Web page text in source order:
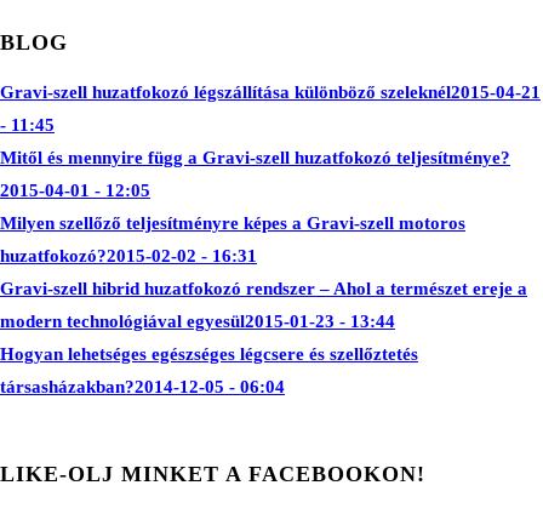
BLOG
Gravi-szell huzatfokozó légszállítása különböző szeleknél2015-04-21
- 11:45
Mitől és mennyire függ a Gravi-szell huzatfokozó teljesítménye?
2015-04-01 - 12:05
Milyen szellőző teljesítményre képes a Gravi-szell motoros
huzatfokozó?2015-02-02 - 16:31
Gravi-szell hibrid huzatfokozó rendszer – Ahol a természet ereje a
modern technológiával egyesül2015-01-23 - 13:44
Hogyan lehetséges egészséges légcsere és szellőztetés
társasházakban?2014-12-05 - 06:04
LIKE-OLJ MINKET A FACEBOOKON!